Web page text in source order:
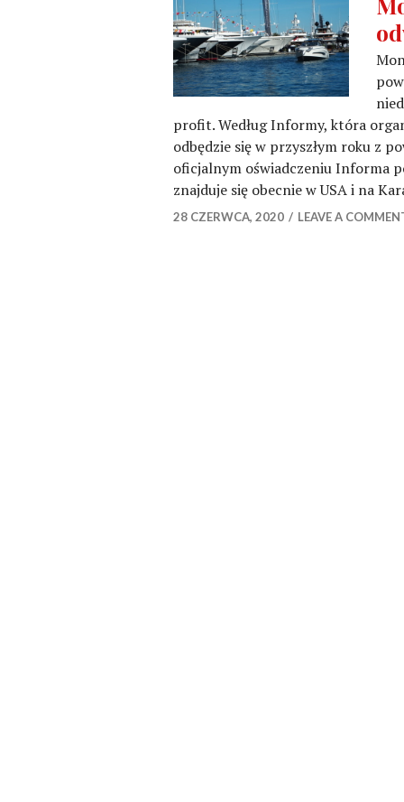
profit. Według Informy, która
odbędzie się w przyszłym roku z
oficjalnym oświadczeniu Informa
znajduje się obecnie w USA i na
28 CZERWCA, 2020 LEAVE A